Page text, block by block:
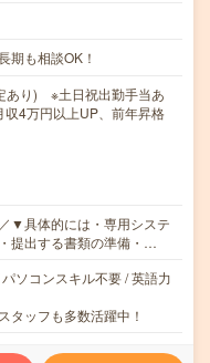
期も相談OK！
り) ※土日祝出勤手当あ
4万円以上UP、前年昇格
▼具体的には・専用システ
提出する書類の準備・…
ソコンスキル不要 / 英語力
タッフも多数活躍中！